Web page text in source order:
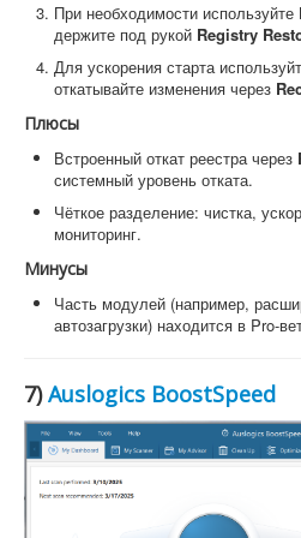
При необходимости используйте
держите под рукой Registry
Для ускорения старта
откатывайте изменения через
Плюсы
Встроенный откат реестра через
системный уровень отката.
Чёткое разделение: чистка,
мониторинг.
Минусы
Часть модулей (например,
автозагрузки) находится в Pro-
7)Auslogics BoostSpeed